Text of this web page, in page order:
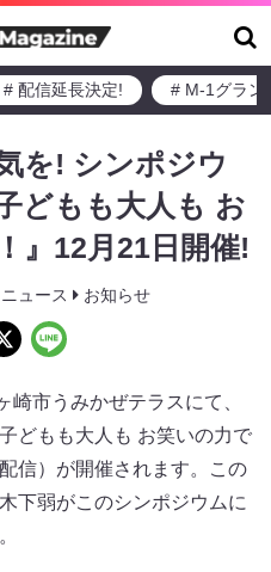
# 配信延長決定! # M-1グラン
を! シンポジウ
どもも大人も お
』12月21日開催!
ニュース お知らせ
市うみかぜテラスにて、
どもも大人も お笑いの力で
信）が開催されます。この
下弱がこのシンポジウムに